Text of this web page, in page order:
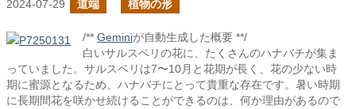
2024-07-29 道端 植物の形
/** Geminiが自動生成した概要 **/
白いサルスベリの花に、たくさんのハナバチが集ま
っていました。サルスベリは7〜10月と花期が長く、花の少ない時
期に蜜源となるため、ハナバチにとって貴重な存在です。暑い時期
に長期間花を咲かせ続けることができるのは、何か理由があるので